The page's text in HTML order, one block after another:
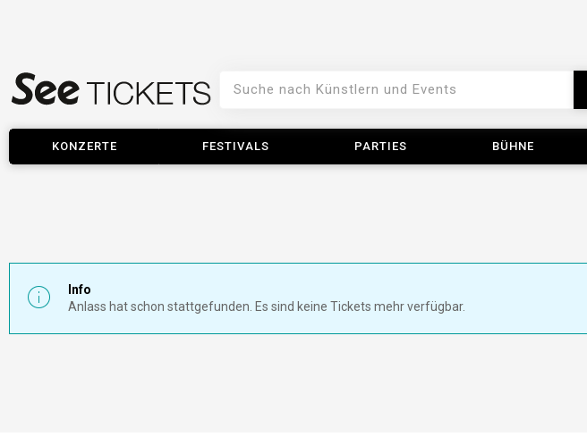
KONZERTE FESTIVALS PARTIES BÜHNE
Info
Anlass hat schon stattgefunden. Es sind keine Tickets mehr verfügbar.